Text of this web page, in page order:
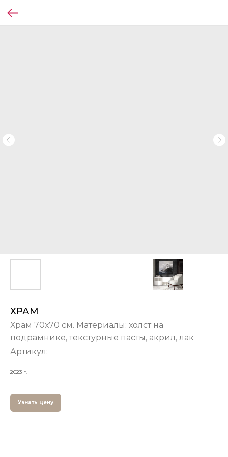
ХРАМ
Храм 70х70 см. Материалы: холст на
подрамнике, текстурные пасты, акрил, лак
Артикул:
2023 г.
Узнать цену